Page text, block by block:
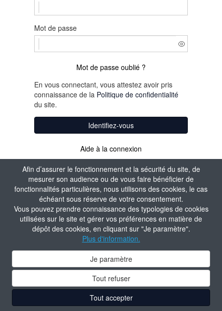
Afin d’assurer le fonctionnement et la sécurité du site, de
mesurer son audience ou de vous faire bénéficier de
fonctionnalités particulières, nous utilisons des cookies, le cas
échéant sous réserve de votre consentement.
Vous pouvez prendre connaissance des typologies de cookies
utilisées sur le site et gérer vos préférences en matière de
dépôt des cookies, en cliquant sur "Je paramètre".
Plus d'information.
Je paramètre
Tout refuser
Tout accepter
Mot de passe
Mot de passe oublié ?
En vous connectant, vous attestez avoir pris
connaissance de la Politique de confidentialité
du site.
Identifiez-vous
Aide à la connexion